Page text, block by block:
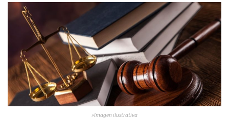
»Imagen ilustrativa